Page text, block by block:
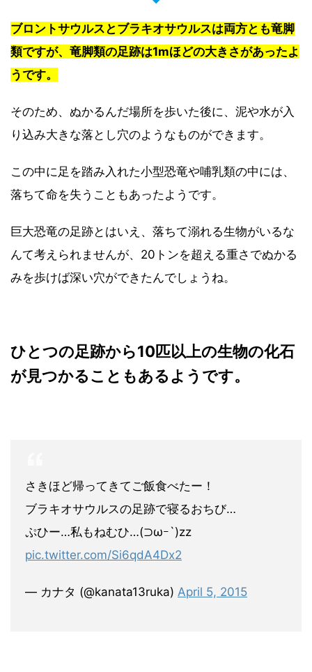
ブロントサウルスとブラキオサウルスは両方とも竜脚
類ですが、竜脚類の足跡は1mほどの大きさがあったよ
うです。
そのため、ぬかるんだ場所を歩いた後に、泥や水が入
り込み大きな落とし穴のようなものができます。
この中に足を踏み入れた小型恐竜や哺乳類の中には、
落ちて命を失うこともあったようです。
巨大恐竜の足跡とはいえ、落ちて溺れる生物がいるな
んて考えられませんが、20トンを超える重さでぬかる
みを歩けば深い穴ができたんでしょうね。
ひとつの足跡から10匹以上の生物の化石
が見つかることもあるようです。
さきほど帰ってきてご飯食べたー！
ブラキオサウルスの足跡で寝るおちび…
ぷひー…私もねむひ…(⊃ωｰ`)zz
pic.twitter.com/Si6qdA4Dx2
— カナタ (@kanata13ruka) April 5, 2015